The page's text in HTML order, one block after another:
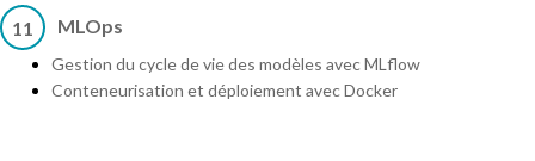
11 MLOps
Gestion du cycle de vie des modèles avec MLflow
Conteneurisation et déploiement avec Docker